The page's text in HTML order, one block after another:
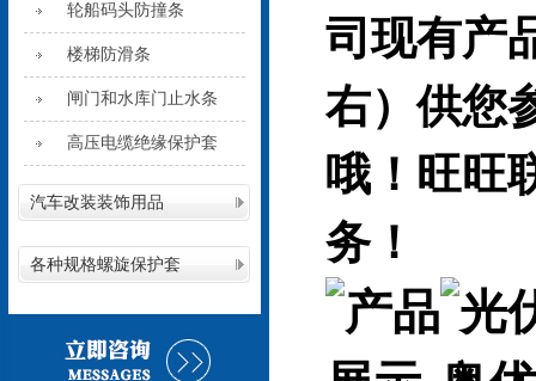
轮船码头防撞条
楼梯防滑条
闸门和水库门止水条
高压电缆绝缘保护套
汽车改装装饰用品
各种规格螺旋保护套
司现有产
右）供您
哦！旺旺
务！